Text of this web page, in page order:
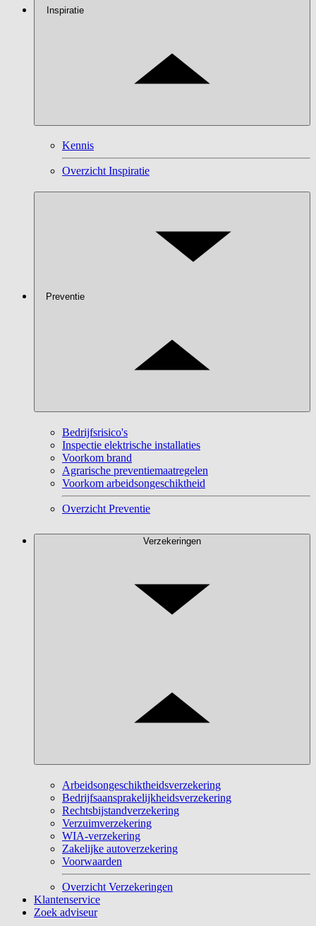
Inspiratie
Kennis
Overzicht Inspiratie
Preventie
Bedrijfsrisico's
Inspectie elektrische installaties
Voorkom brand
Agrarische preventiemaatregelen
Voorkom arbeidsongeschiktheid
Overzicht Preventie
Verzekeringen
Arbeidsongeschiktheidsverzekering
Bedrijfsaansprakelijkheidsverzekering
Rechtsbijstandverzekering
Verzuimverzekering
WIA-verzekering
Zakelijke autoverzekering
Voorwaarden
Overzicht Verzekeringen
Klantenservice
Zoek adviseur